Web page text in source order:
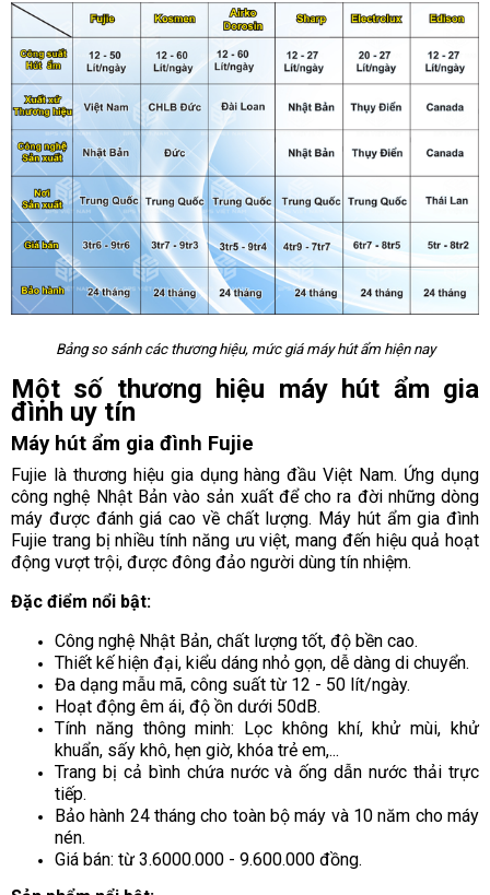
Bảng so sánh các thương hiệu, mức giá máy hút ẩm hiện nay
Một số thương hiệu máy hút ẩm gia
đình uy tín
Máy hút ẩm gia đình Fujie
Fujie là thương hiệu gia dụng hàng đầu Việt Nam. Ứng dụng
công nghệ Nhật Bản vào sản xuất để cho ra đời những dòng
máy được đánh giá cao về chất lượng. Máy hút ẩm gia đình
Fujie trang bị nhiều tính năng ưu việt, mang đến hiệu quả hoạt
động vượt trội, được đông đảo người dùng tín nhiệm.
Đặc điểm nổi bật:
Công nghệ Nhật Bản, chất lượng tốt, độ bền cao.
Thiết kế hiện đại, kiểu dáng nhỏ gọn, dễ dàng di chuyển.
Đa dạng mẫu mã, công suất từ 12 - 50 lít/ngày.
Hoạt động êm ái, độ ồn dưới 50dB.
Tính năng thông minh: Lọc không khí, khử mùi, khử
khuẩn, sấy khô, hẹn giờ, khóa trẻ em,...
Trang bị cả bình chứa nước và ống dẫn nước thải trực
tiếp.
Bảo hành 24 tháng cho toàn bộ máy và 10 năm cho máy
nén.
Giá bán: từ 3.6000.000 - 9.600.000 đồng.